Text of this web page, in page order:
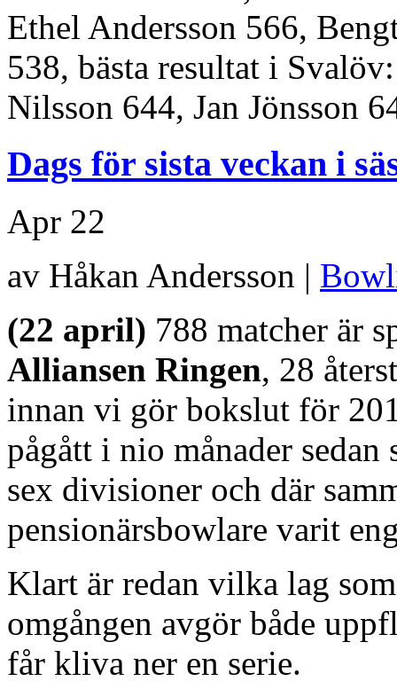
Ethel Andersson 566,
538, bästa resultat i
Nilsson 644, Jan Jönsson
Dags för sista veckan i
Apr 22
av Håkan Andersson |
(22 april) 788 matcher är
Alliansen Ringen, 28
innan vi gör bokslut för
pågått i nio månader
sex divisioner och där
pensionärsbowlare varit
Klart är redan vilka lag
omgången avgör både
får kliva ner en serie.